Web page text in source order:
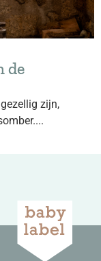
de
zijn,